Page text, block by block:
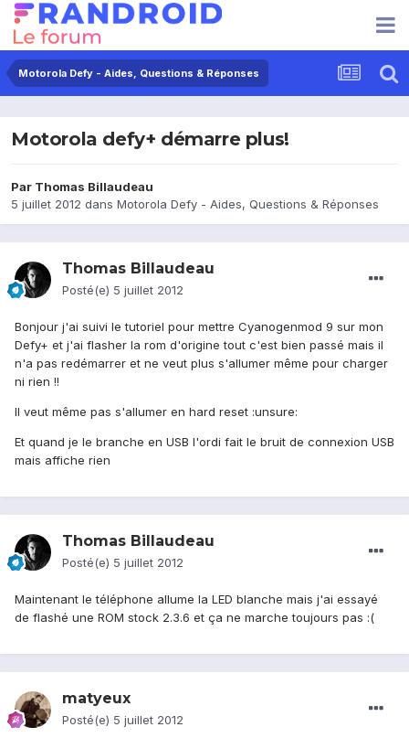
Motorola Defy - Aides, Questions & Réponses
Motorola defy+ démarre plus!
Par Thomas Billaudeau
5 juillet 2012 dans Motorola Defy - Aides, Questions & Réponses
Thomas Billaudeau
Posté(e) 5 juillet 2012
Bonjour j'ai suivi le tutoriel pour mettre Cyanogenmod 9 sur mon
Defy+ et j'ai flasher la rom d'origine tout c'est bien passé mais il
n'a pas redémarrer et ne veut plus s'allumer même pour charger
ni rien !!
Il veut même pas s'allumer en hard reset :unsure:
Et quand je le branche en USB l'ordi fait le bruit de connexion USB
mais affiche rien
Thomas Billaudeau
Posté(e) 5 juillet 2012
Maintenant le téléphone allume la LED blanche mais j'ai essayé
de flashé une ROM stock 2.3.6 et ça ne marche toujours pas :(
matyeux
Posté(e) 5 juillet 2012